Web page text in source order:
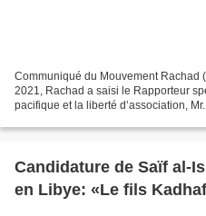
Communiqué du Mouvement Rachad
2021, Rachad a saisi le Rapporteur
pacifique et la liberté d’association,
Candidature de Saïf al-
en Libye: «Le fils